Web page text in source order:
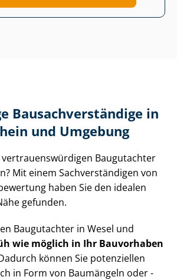
Bau­sach­ver­stän­di­ge in
und Umgebung
ver­trau­ens­wür­di­gen Baugutachter
Mit einem Sach­ver­stän­di­gen von
haben Sie den idealen
gefunden.
Baugutachter in Wesel und
wie möglich in Ihr Bauvorhaben
können Sie potenziellen
in Form von Baumängeln oder -